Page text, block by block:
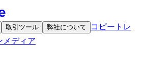
取引ツール 弊社について
コピートレ
メディア